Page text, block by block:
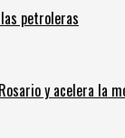
petroleras
y acelera la